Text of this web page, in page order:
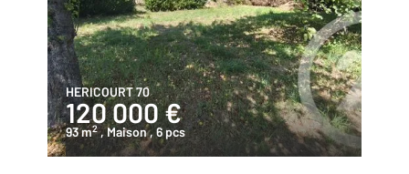
HERICOURT 70
120 000 €
93 m2 , Maison, 6 pcs